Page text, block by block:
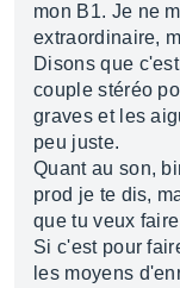
mon B1. Je ne
extraordinaire,
Disons que
couple stéréo
graves et les
peu juste.
Quant au son,
prod je te dis,
que tu veux
Si c'est pour
les moyens